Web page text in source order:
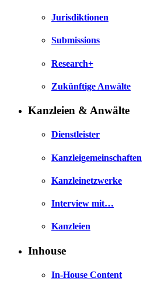
Jurisdiktionen
Submissions
Research+
Zukünftige Anwälte
Kanzleien & Anwälte
Dienstleister
Kanzleigemeinschaften
Kanzleinetzwerke
Interview mit…
Kanzleien
Inhouse
In-House Content